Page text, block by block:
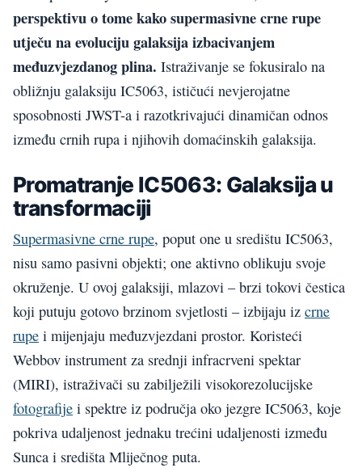
perspektivu o tome kako supermasivne crne rupe
utječu na evoluciju galaksija izbacivanjem
međuzvjezdanog plina. Istraživanje se fokusiralo na
obližnju galaksiju IC5063, ističući nevjerojatne
sposobnosti JWST-a i razotkrivajući dinamičan odnos
između crnih rupa i njihovih domaćinskih galaksija.
Promatranje IC5063: Galaksija u
transformaciji
Supermasivne crne rupe, poput one u središtu IC5063,
nisu samo pasivni objekti; one aktivno oblikuju svoje
okruženje. U ovoj galaksiji, mlazovi – brzi tokovi čestica
koji putuju gotovo brzinom svjetlosti – izbijaju iz crne
rupe i mijenjaju međuzvjezdani prostor. Koristeći
Webbov instrument za srednji infracrveni spektar
(MIRI), istraživači su zabilježili visokorezolucijske
fotografije i spektre iz područja oko jezgre IC5063, koje
pokriva udaljenost jednaku trećini udaljenosti između
Sunca i središta Mliječnog puta.